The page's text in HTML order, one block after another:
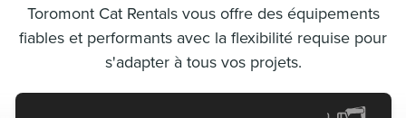
Toromont Cat Rentals vous offre des équipements
fiables et performants avec la flexibilité requise pour
s'adapter à tous vos projets.